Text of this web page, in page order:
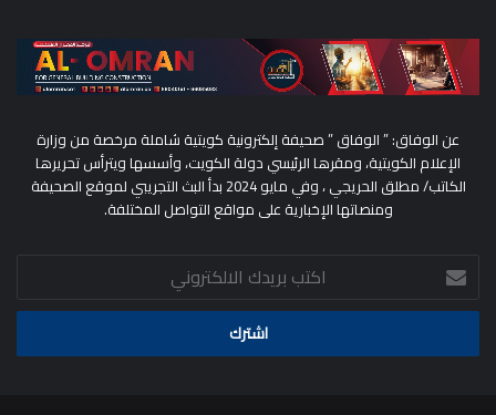
عن الوفاق: ” الوفاق ” صحيفة إلكترونية كويتية شاملة مرخصة من وزارة
الإعلام الكويتية، ومقرها الرئيسي دولة الكويت، وأسسها ويترأس تحريرها
الكاتب/ مطلق الحريجي ، وفي مايو 2024 بدأ البث التجريبي لموقع الصحيفة
ومنصاتها الإخبارية على مواقع التواصل المختلفة.
اكتب
بريدك
الالكتروني